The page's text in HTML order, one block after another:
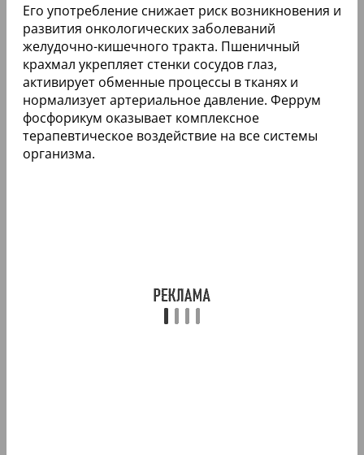
Его употребление снижает риск возникновения и
развития онкологических заболеваний
желудочно-кишечного тракта. Пшеничный
крахмал укрепляет стенки сосудов глаз,
активирует обменные процессы в тканях и
нормализует артериальное давление. Феррум
фосфорикум оказывает комплексное
терапевтическое воздействие на все системы
организма.